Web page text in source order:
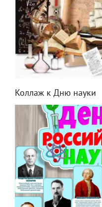
Коллаж к Дню науки